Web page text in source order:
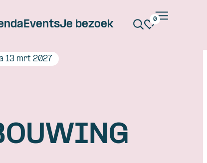
EventsJe bezoek 0
13 mrt 2027